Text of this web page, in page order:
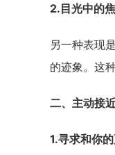
2.目光中的
另一种表现
的迹象。这
二、主动接
1.寻求和你